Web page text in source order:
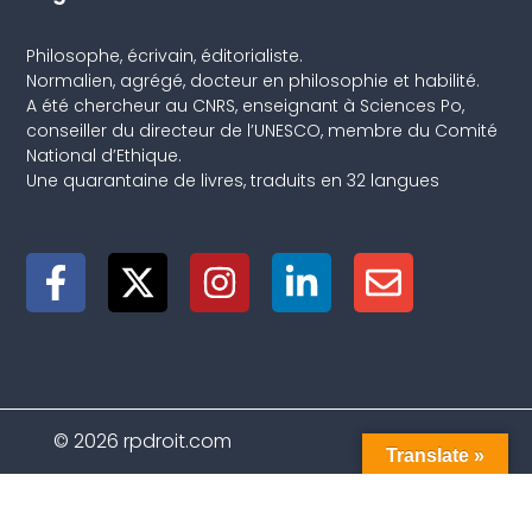
Philosophe, écrivain, éditorialiste.
Normalien, agrégé, docteur en philosophie et habilité.
A été chercheur au CNRS, enseignant à Sciences Po,
conseiller du directeur de l’UNESCO, membre du Comité
National d’Ethique.
Une quarantaine de livres, traduits en 32 langues
© 2026 rpdroit.com
Translate »